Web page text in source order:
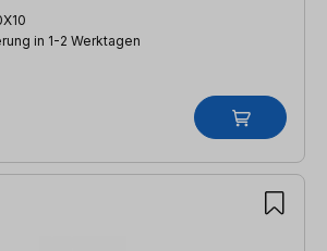
in 1-2 Werktagen